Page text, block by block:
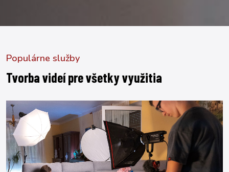
Populárne služby
Tvorba videí pre všetky využitia